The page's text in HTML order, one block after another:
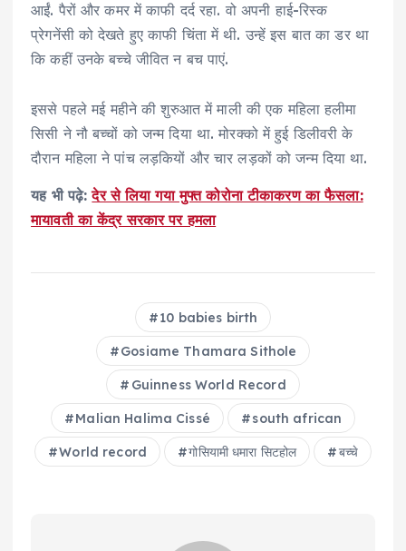
आईं. पैरों और कमर में काफी दर्द रहा. वो अपनी हाई-रिस्‍क
प्रेगनेंसी को देखते हुए काफी चिंता में थी. उन्हें इस बात का डर था
कि कहीं उनके बच्चे जीवित न बच पाएं.
इससे पहले मई महीने की शुरुआत में माली की एक महिला हलीमा
सिसी ने नौ बच्चों को जन्म दिया था. मोरक्को में हुई डिलीवरी के
दौरान महिला ने पांच लड़कियों और चार लड़कों को जन्म दिया था.
यह भी पढ़े:देर से लिया गया मुफ्त कोरोना टीकाकरण का फैसला:
मायावती का केंद्र सरकार पर हमला
10 babies birth
Gosiame Thamara Sithole
Guinness World Record
Malian Halima Cissé south african
World record गोसियामी धमारा सिटहोल बच्चे